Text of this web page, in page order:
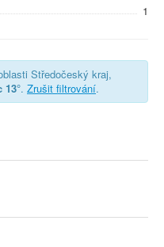
1
Středočeský kraj,
13°. Zrušit filtrování.